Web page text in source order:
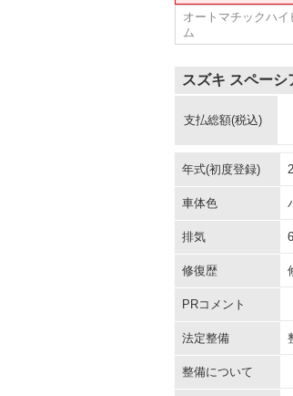
オートマチックハイ
ム
スズキ スペーシ
支払総額(税込)
年式(初度登録)
車体色
排気
修復歴
PRコメント
法定整備
整備について